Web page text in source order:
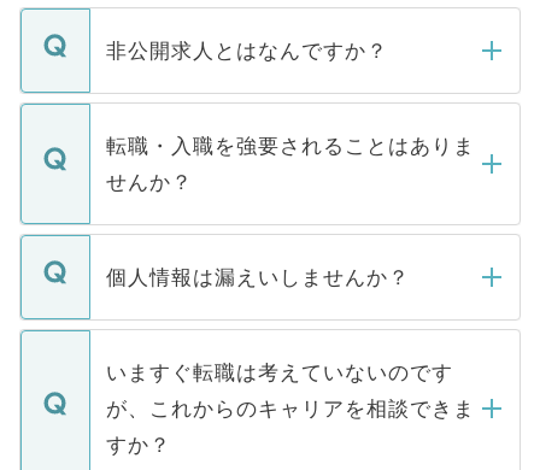
ご登録いただきましたら、弊社担当者がご
登録内容を確認し、その後メールもしくは
ます。通常、5営業日以内にはご連絡をせて
いただきますので、しばらくお待ちくださ
い。
非公開求人とはなんですか？
マイナビDOCTORで取り扱っている求人の
うち約3割は、Webサイトからご覧いただ
けない「非公開求人」です。非公開求人は
下記の理由によって、一般には公開してい
ません。
■応募殺到を避けるため 人気のある医療機
関を公にしてしまうと、応募が殺到する場
に、医療機関が求める条件に合った人材の
みを人材紹介会社に依頼するケースが増え
ています。
転職・入職を強要されることはありま
せんか？
転職・入職を強要することは一切ありませ
ん。また、仮に応募先から内定をいただい
定を承諾する必要はありません。内定先へ
の辞退の連絡はキャリアパートナーが行い
ますので、ご安心ください。
個人情報は漏えいしませんか？
個人情報が漏えいすることはありませんの
で、ご安心ください。当サイトからの登録
などで収集したご登録者様の個人情報は、
ご本人のキャリアアップおよび転職活動の
支援を目的に使用いたします。お預かりし
いますぐ転職は考えていないのです
が、これからのキャリアを相談できま
すか？